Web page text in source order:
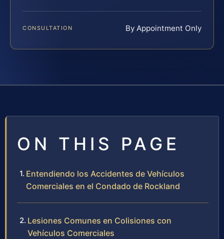
CONSULTATION By Appointment Only
ON THIS PAGE
Entendiendo los Accidentes de Vehículos
Comerciales en el Condado de Rockland
Lesiones Comunes en Colisiones con
Vehículos Comerciales